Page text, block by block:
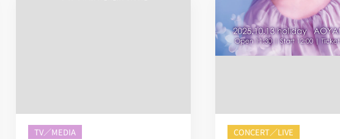
TV／MEDIA CONCERT／LIVE